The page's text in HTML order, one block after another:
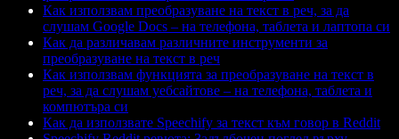
Как използвам преобразуване на текст в реч, за да
слушам Google Docs – на телефона, таблета и лаптопа си
Как да различавам различните инструменти за
преобразуване на текст в реч
Как използвам функцията за преобразуване на текст в
реч, за да слушам уебсайтове – на телефона, таблета и
компютъра си
Как да използвате Speechify за текст към говор в Reddit